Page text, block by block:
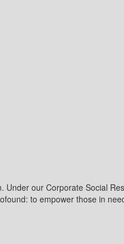
our Corporate Social
to empower those in